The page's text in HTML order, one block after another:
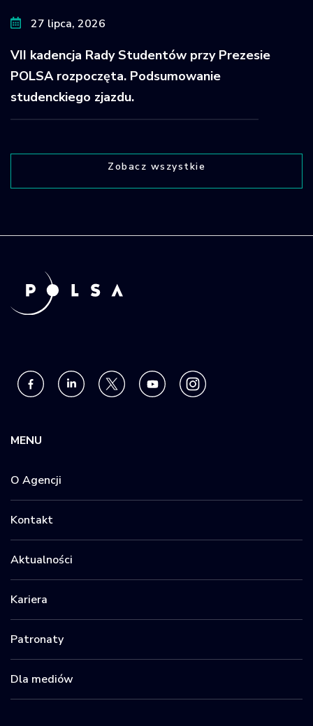
27 lipca, 2026
VII kadencja Rady Studentów przy Prezesie
POLSA rozpoczęta. Podsumowanie
studenckiego zjazdu.
Zobacz wszystkie
MENU
O Agencji
Kontakt
Aktualności
Kariera
Patronaty
Dla mediów